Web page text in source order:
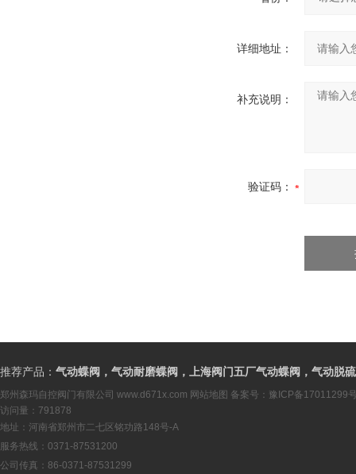
详细地址：
补充说明：
验证码：
推荐产品： 气动蝶阀，气动耐磨蝶阀，上海阀门五厂气动蝶阀，气动脱
郑州森玛自控阀门有限公司 www.d671x.com 网站地图 备案号： 豫ICP备17011299
访问量：791878
地址：河南省郑州市二七区铭功路148号-A
服务热线：0371-87531200
公司传真：86-0371-87531299